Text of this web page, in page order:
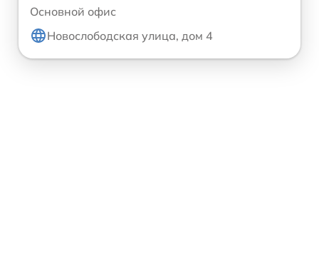
Основной офис
Новослободская улица, дом 4